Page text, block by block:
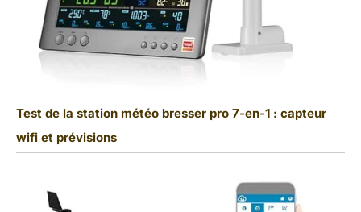
Test de la station météo bresser pro 7-en-1 : capteur
wifi et prévisions